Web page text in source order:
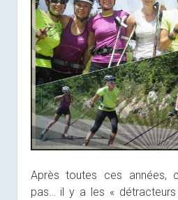
Après toutes ces années,
pas… il y a les «